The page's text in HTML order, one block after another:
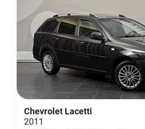
Chevrolet Lacetti
2011